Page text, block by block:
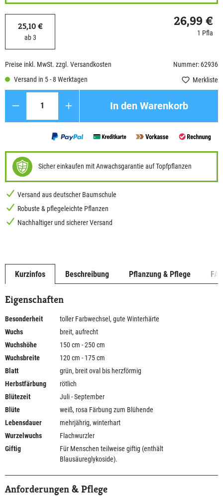
25,10 €
ab 3
26,99 €
1 Pfla
Preise inkl. MwSt. zzgl. Versandkosten
Nummer: 62936
Versand in 5 - 8 Werktagen
Merkliste
In den Warenkorb
Sicher einkaufen mit Anwachsgarantie auf Topfpflanzen
Versand aus deutscher Baumschule
Robuste & pflegeleichte Pflanzen
Nachhaltiger und sicherer Versand
Kurzinfos Beschreibung Pflanzung & Pflege
Eigenschaften
Besonderheit
toller Farbwechsel, gute Winterhärte
Wuchs
breit, aufrecht
Wuchshöhe
150 cm - 250 cm
Wuchsbreite
120 cm - 175 cm
Blatt
grün, breit oval bis herzförmig
Herbstfärbung
rötlich
Blütezeit
Juli - September
Blüte
weiß, rosa Färbung zum Blühende
Lebensdauer
mehrjährig, winterhart
Wurzelwuchs
Flachwurzler
Giftig
Für Menschen teilweise giftig (enthält
Blausäureglykoside).
Anforderungen & Pflege